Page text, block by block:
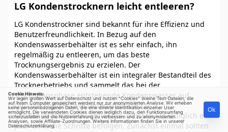
LG Kondenstrocknern leicht entleeren?
LG Kondenstrockner sind bekannt für ihre Effizienz und
Benutzerfreundlichkeit. In Bezug auf den
Kondenswasserbehälter ist es sehr einfach, ihn
regelmäßig zu entleeren, um das beste
Trocknungsergebnis zu erzielen. Der
Kondenswasserbehälter ist ein integraler Bestandteil des
Trocknerbetriebs und sammelt das bei der
Trocknungsphase entstehende Kondenswasser auf.
Um den Kondenswasserbehälter bei LG
Kondenstrocknern zu entleeren, müssen Sie lediglich ein
paar einfache Schritte befolgen. Zunächst einmal sollten
Cookie Hinweis:
Wir legen großen Wert auf Datenschutz und nutzen "Cookies" (kleine Text-Dateien, die
auf Ihrem Computer gespeichert werden) nur zur anonymisierten Analyse. Wir erheben
keine personenbezogenen Daten, die eine direkte Identifikation einzelner User
ermöglicht. Die verwendeten Cookies dienen lediglich dazu, den Funktionsumfang
sicherzustellen und die Nutzererfahrung zu verbessern und zu anonymisierten
Analysen, sowie Affiliate-Zuordnungen. Weitere Informationen finden Sie in unserer
Datenschutzerklärung.
Ok